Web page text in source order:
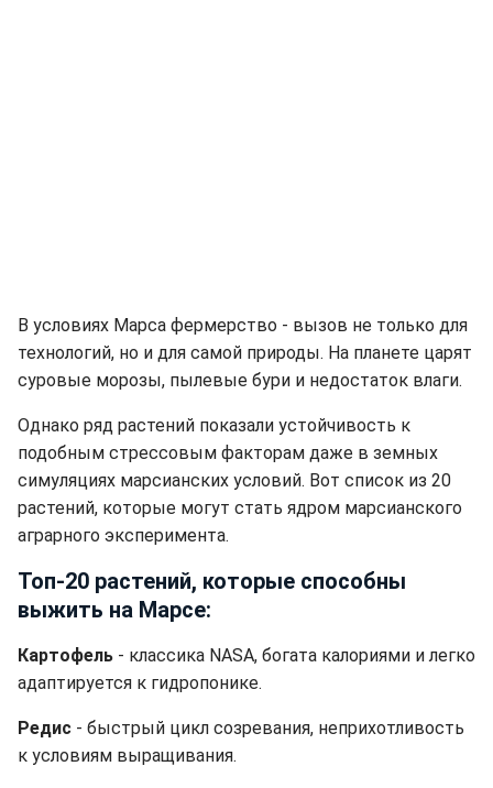
В условиях Марса фермерство - вызов не только для
технологий, но и для самой природы. На планете царят
суровые морозы, пылевые бури и недостаток влаги.
Однако ряд растений показали устойчивость к
подобным стрессовым факторам даже в земных
симуляциях марсианских условий. Вот список из 20
растений, которые могут стать ядром марсианского
аграрного эксперимента.
Топ-20 растений, которые способны
выжить на Марсе:
Картофель - классика NASA, богата калориями и легко
адаптируется к гидропонике.
Редис - быстрый цикл созревания, неприхотливость
к условиям выращивания.